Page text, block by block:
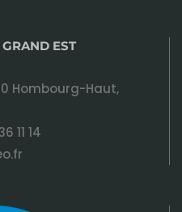
EST
Hombourg-Haut,
11 14